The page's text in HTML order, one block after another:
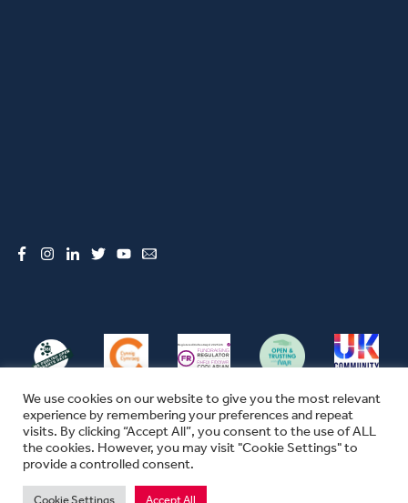
© CFW 2026 ALL RIGHTS RESERVED
FOUNDATION IN WALES
We use cookies on our website to give you the most relevant
experience by remembering your preferences and repeat
visits. By clicking “Accept All”, you consent to the use of ALL
the cookies. However, you may visit "Cookie Settings" to
provide a controlled consent.
Cookie Settings Accept All